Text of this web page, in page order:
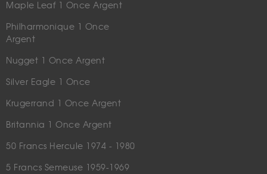
Maple Leaf 1 Once Argent
Philharmonique 1 Once
Argent
Nugget 1 Once Argent
Silver Eagle 1 Once
Krugerrand 1 Once Argent
Britannia 1 Once Argent
50 Francs Hercule 1974 - 1980
5 Francs Semeuse 1959-1969